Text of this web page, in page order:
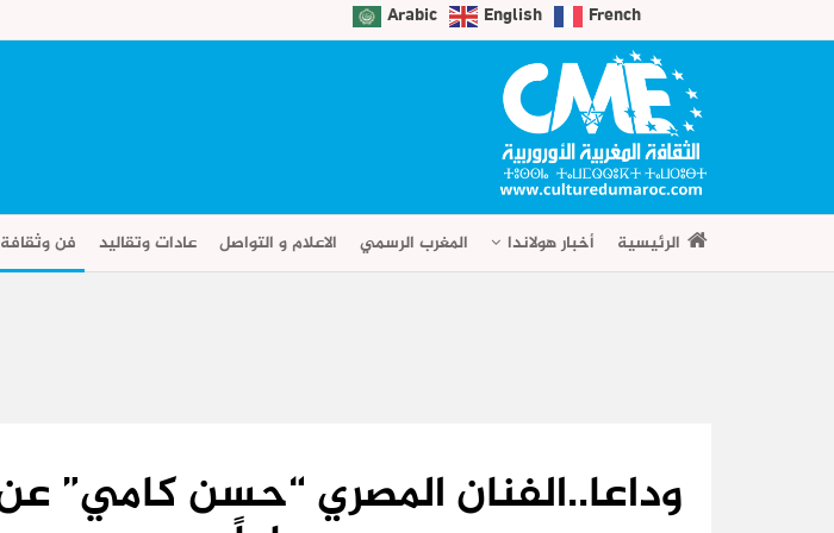
Arabic English French
الرئيسية أخبار هولاندا المغرب الرسمي الاعلام و التواصل عادات وتقاليد فن وثقافة